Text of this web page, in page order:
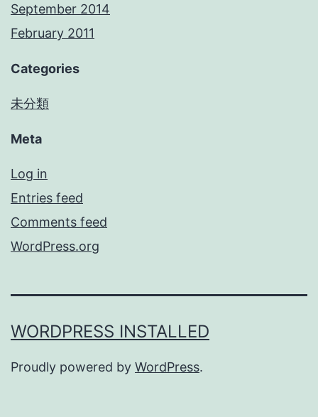
September 2014
February 2011
Categories
未分類
Meta
Log in
Entries feed
Comments feed
WordPress.org
WORDPRESS INSTALLED
Proudly powered by WordPress.